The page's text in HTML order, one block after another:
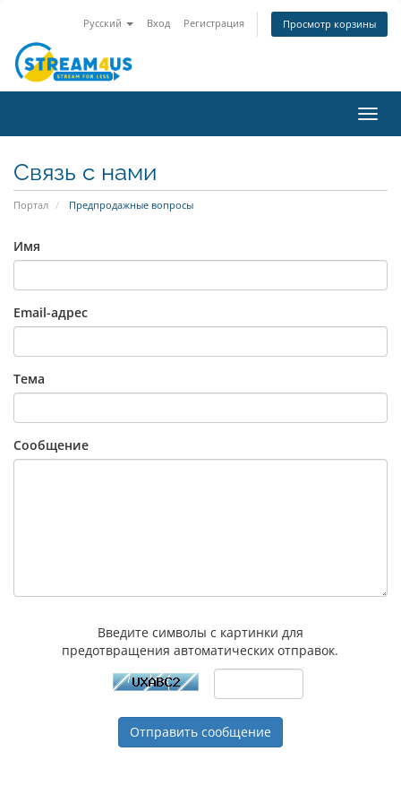
Русский Вход Регистрация Просмотр корзины
Связь с нами
Портал Предпродажные вопросы
Имя
Email-адрес
Тема
Сообщение
Введите символы с картинки для
предотвращения автоматических отправок.
Отправить сообщение